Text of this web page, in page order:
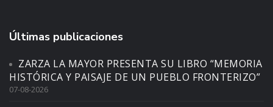
Últimas publicaciones
ZARZA LA MAYOR PRESENTA SU LIBRO “MEMORIA
HISTÓRICA Y PAISAJE DE UN PUEBLO FRONTERIZO”
07-08-2026